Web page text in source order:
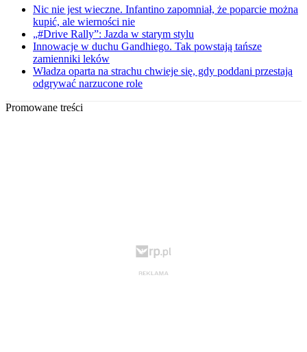
Nic nie jest wieczne. Infantino zapomniał, że poparcie można
kupić, ale wierności nie
„#Drive Rally”: Jazda w starym stylu
Innowacje w duchu Gandhiego. Tak powstają tańsze
zamienniki leków
Władza oparta na strachu chwieje się, gdy poddani przestają
odgrywać narzucone role
Promowane treści